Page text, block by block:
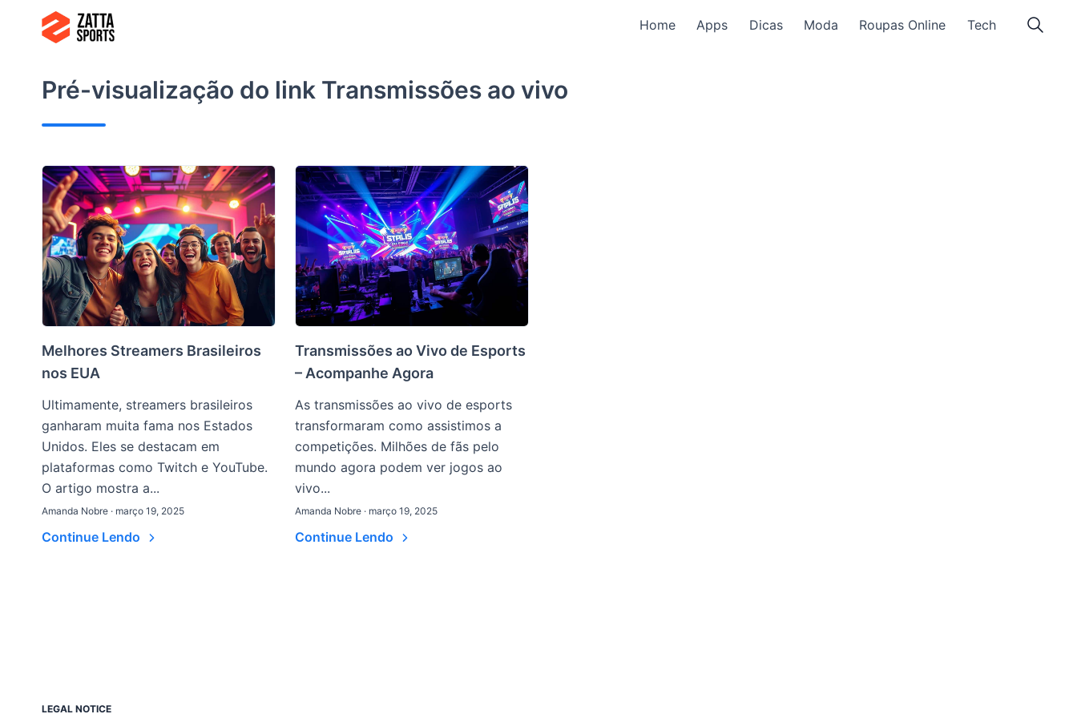
conteúdo
Home Apps Dicas Moda Roupas Online Tech
Pré-visualização do link Transmissões ao vivo
Melhores Streamers Brasileiros
nos EUA
Ultimamente, streamers brasileiros
ganharam muita fama nos Estados
Unidos. Eles se destacam em
plataformas como Twitch e YouTube.
O artigo mostra a...
Amanda Nobre · março 19, 2025
Continue Lendo
Transmissões ao Vivo de Esports
– Acompanhe Agora
As transmissões ao vivo de esports
transformaram como assistimos a
competições. Milhões de fãs pelo
mundo agora podem ver jogos ao
vivo...
Amanda Nobre · março 19, 2025
Continue Lendo
LEGAL NOTICE